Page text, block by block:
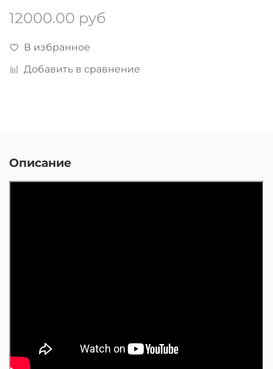
12000.00 руб
В избранное
Добавить в сравнение
Описание